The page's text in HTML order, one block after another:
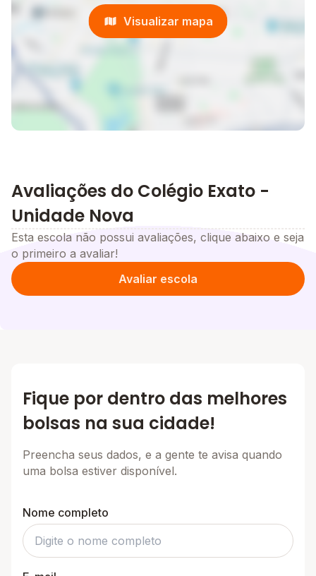
Visualizar mapa
Avaliações do Colégio Exato -
Unidade Nova
Esta escola não possui avaliações, clique abaixo e seja
o primeiro a avaliar!
Avaliar escola
Fique por dentro das melhores
bolsas na sua cidade!
Preencha seus dados, e a gente te avisa quando
uma bolsa estiver disponível.
Nome completo